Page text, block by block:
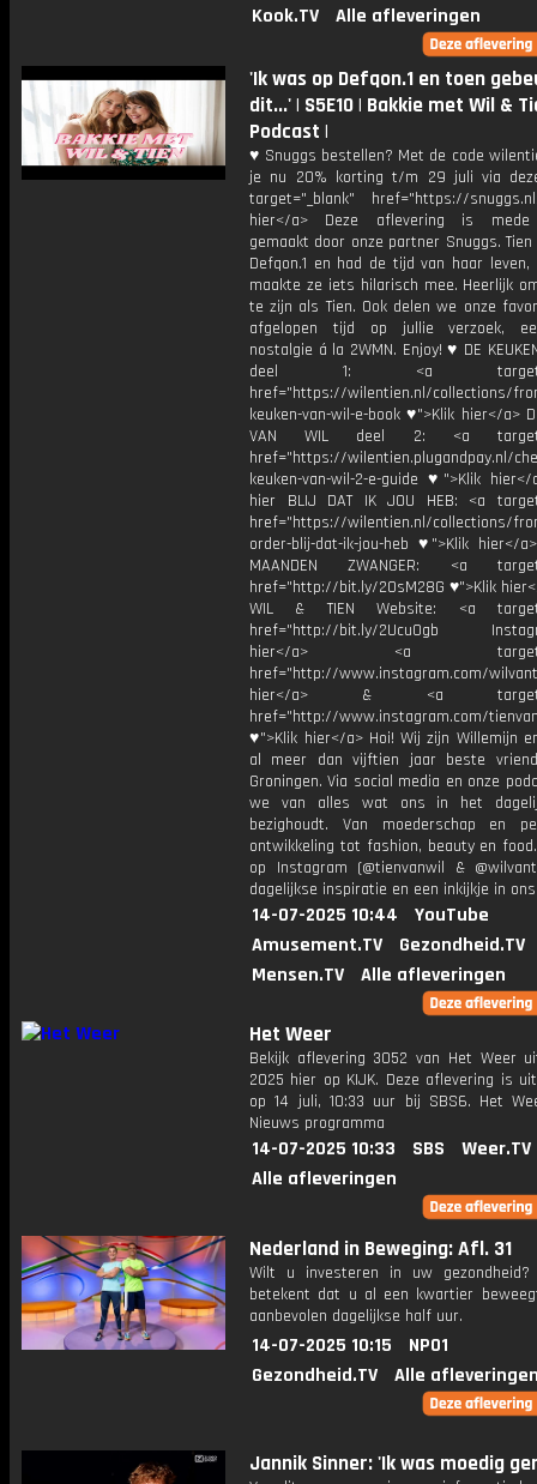
Kook.TV
Alle afleveringen
'Ik was op Defqon.1 en toen
dit...' | S5E10 | Bakkie met Wil &
Podcast |
♥ Snuggs bestellen? Met de code
je nu 20% korting t/m 29 juli via
target="_blank" href="https://
hier</a> Deze aflevering is mede
gemaakt door onze partner Snuggs.
Defqon.1 en had de tijd van haar leven,
maakte ze iets hilarisch mee. Heerlijk
te zijn als Tien. Ook delen we onze
afgelopen tijd op jullie verzoek,
nostalgie á la 2WMN. Enjoy! ♥ DE
deel 1: <a
href="https://wilentien.nl/collections/
keuken-van-wil-e-book ♥">Klik hier</a>
VAN WIL deel 2: <a
href="https://wilentien.plugandpay.nl/
keuken-van-wil-2-e-guide ♥">Klik
hier BLIJ DAT IK JOU HEB: <a
href="https://wilentien.nl/collections/
order-blij-dat-ik-jou-heb ♥">Klik hier</
MAANDEN ZWANGER: <a
href="http://bit.ly/2OsM28G ♥">Klik
WIL & TIEN Website: <a
href="http://bit.ly/2Ucu0gb
hier</a> <a
href="http://www.instagram.com/
hier</a> & <a
href="http://www.instagram.com/
♥">Klik hier</a> Hoi! Wij zijn Willemijn
al meer dan vijftien jaar beste
Groningen. Via social media en onze
we van alles wat ons in het
bezighoudt. Van moederschap en
ontwikkeling tot fashion, beauty en
op Instagram (@tienvanwil &
dagelijkse inspiratie en een inkijkje in
14-07-2025 10:44
YouTube
Amusement.TV
Gezondheid.TV
Mensen.TV
Alle afleveringen
Het Weer
Bekijk aflevering 3052 van Het Weer
2025 hier op KIJK. Deze aflevering is
op 14 juli, 10:33 uur bij SBS6. Het
Nieuws programma
14-07-2025 10:33 SBS
Weer.TV
Alle afleveringen
Nederland in Beweging: Afl. 31
Wilt u investeren in uw gezondheid?
betekent dat u al een kwartier
aanbevolen dagelijkse half uur.
14-07-2025 10:15
NPO1
Gezondheid.TV
Alle
Jannik Sinner: 'Ik was moedig